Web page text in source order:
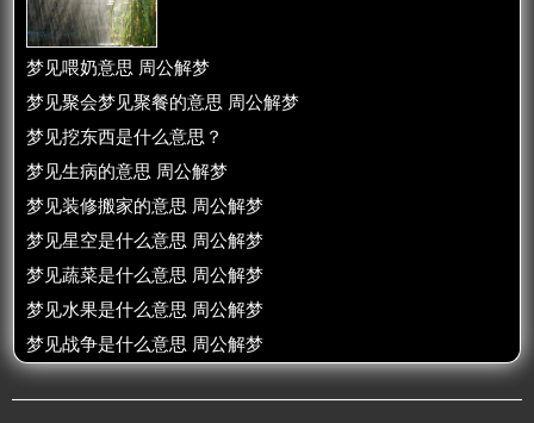
梦见喂奶意思 周公解梦
梦见聚会梦见聚餐的意思 周公解梦
梦见挖东西是什么意思？
梦见生病的意思 周公解梦
梦见装修搬家的意思 周公解梦
梦见星空是什么意思 周公解梦
梦见蔬菜是什么意思 周公解梦
梦见水果是什么意思 周公解梦
梦见战争是什么意思 周公解梦